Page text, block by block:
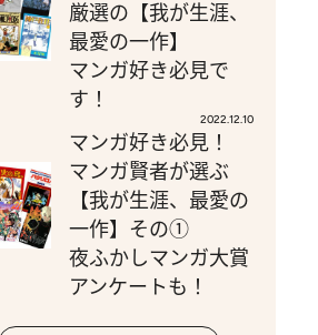
厳選の【我が生涯、
最愛の一作】
マンガ好き必見で
す！
2022.12.10
マンガ好き必見！
マンガ賢者が選ぶ
【我が生涯、最愛の
一作】その①
夜ふかしマンガ大賞
アンケートも！